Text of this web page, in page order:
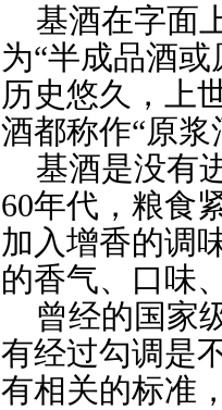
基酒在字面
为“半成品酒
历史悠久，上
酒都称作“原浆
基酒是没有
60年代，粮食
加入增香的调
的香气、口味
曾经的国家
有经过勾调是
有相关的标准